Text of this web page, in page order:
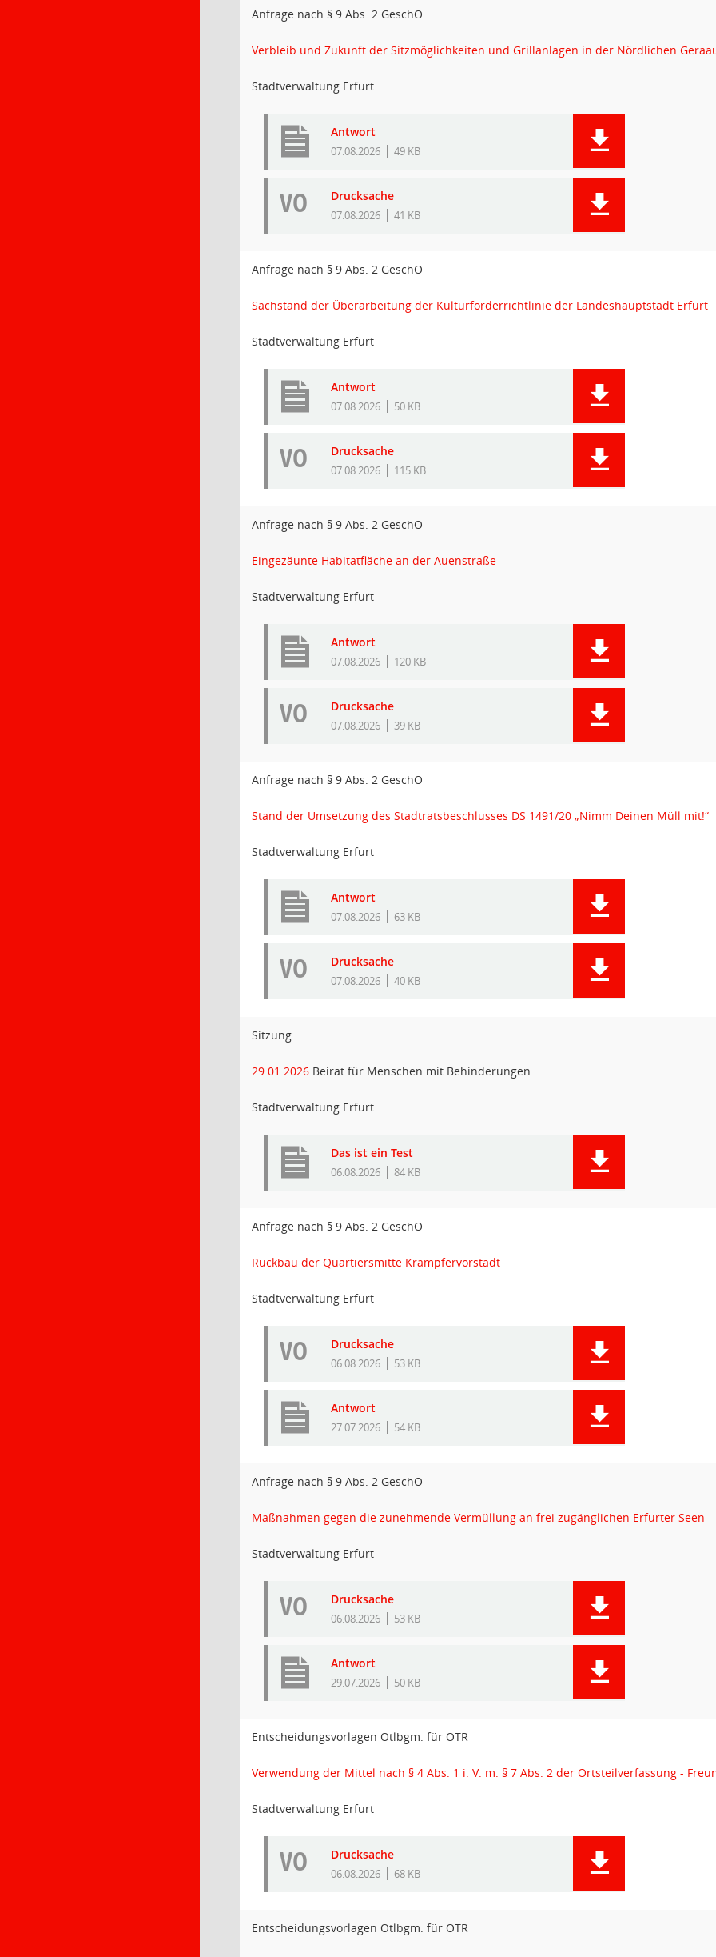
Anfrage nach § 9 Abs. 2 GeschO
Verbleib und Zukunft der Sitzmöglichkeiten und Grillanlagen in der Nördlichen
Stadtverwaltung Erfurt
Antwort
07.08.2026 49 KB
VO Drucksache
07.08.2026 41 KB
Anfrage nach § 9 Abs. 2 GeschO
Sachstand der Überarbeitung der Kulturförderrichtlinie der Landeshauptstadt Erfurt
Stadtverwaltung Erfurt
Antwort
07.08.2026 50 KB
VO Drucksache
07.08.2026 115 KB
Anfrage nach § 9 Abs. 2 GeschO
Eingezäunte Habitatfläche an der Auenstraße
Stadtverwaltung Erfurt
Antwort
07.08.2026 120 KB
VO Drucksache
07.08.2026 39 KB
Anfrage nach § 9 Abs. 2 GeschO
Stand der Umsetzung des Stadtratsbeschlusses DS 1491/20 „Nimm Deinen Müll mit!“
Stadtverwaltung Erfurt
Antwort
07.08.2026 63 KB
VO Drucksache
07.08.2026 40 KB
Sitzung
29.01.2026 Beirat für Menschen mit Behinderungen
Stadtverwaltung Erfurt
Das ist ein Test
06.08.2026 84 KB
Anfrage nach § 9 Abs. 2 GeschO
Rückbau der Quartiersmitte Krämpfervorstadt
Stadtverwaltung Erfurt
VO Drucksache
06.08.2026 53 KB
Antwort
27.07.2026 54 KB
Anfrage nach § 9 Abs. 2 GeschO
Maßnahmen gegen die zunehmende Vermüllung an frei zugänglichen Erfurter Seen
Stadtverwaltung Erfurt
VO Drucksache
06.08.2026 53 KB
Antwort
29.07.2026 50 KB
Entscheidungsvorlagen Otlbgm. für OTR
Verwendung der Mittel nach § 4 Abs. 1 i. V. m. § 7 Abs. 2 der Ortsteilverfassung -
Stadtverwaltung Erfurt
VO Drucksache
06.08.2026 68 KB
Entscheidungsvorlagen Otlbgm. für OTR